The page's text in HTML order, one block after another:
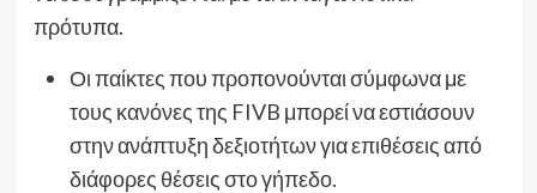
πρότυπα.
Οι παίκτες που προπονούνται σύμφωνα με
τους κανόνες της FIVB μπορεί να εστιάσουν
στην ανάπτυξη δεξιοτήτων για επιθέσεις από
διάφορες θέσεις στο γήπεδο.